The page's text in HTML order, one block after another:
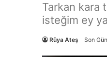
Tarkan kara
isteğim ey
Rüya Ateş Son